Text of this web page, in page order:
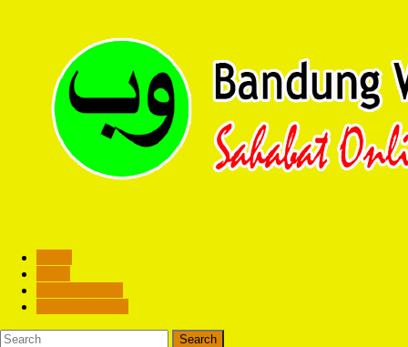
Search